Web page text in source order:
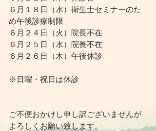
６月１８日（水）衛生士セミナーのた
め午後診療制限
６月２４日（火）院長不在
６月２５日（水）院長不在
６月２６日（木）午後休診
※日曜・祝日は休診
ご不便おかけし申し訳ございませんが
よろしくお願い致します。